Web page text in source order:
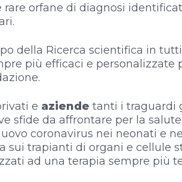
rare orfane di diagnosi
della Ricerca scientifica in
più efficaci e
e aziende tanti i traguardi
sfide da affrontare per la
coronavirus nei neonati e
sui trapianti di organi e cellule
ad una terapia sempre più